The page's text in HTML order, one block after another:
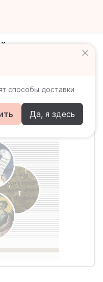
способы доставки
Да, я здесь
языка